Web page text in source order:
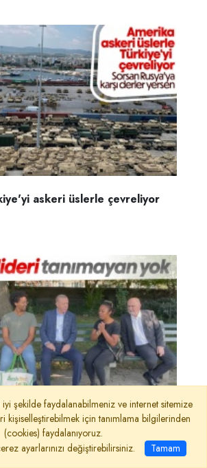
askeri üslerle çevreliyor
olmak böyle bir şey işte!..
şekilde faydalanabilmeniz ve internet sitemize
kişiselleştirebilmek için tanımlama bilgilerinden
(cookies) faydalanıyoruz.
ayarlarınızı değiştirebilirsiniz.
Tamam